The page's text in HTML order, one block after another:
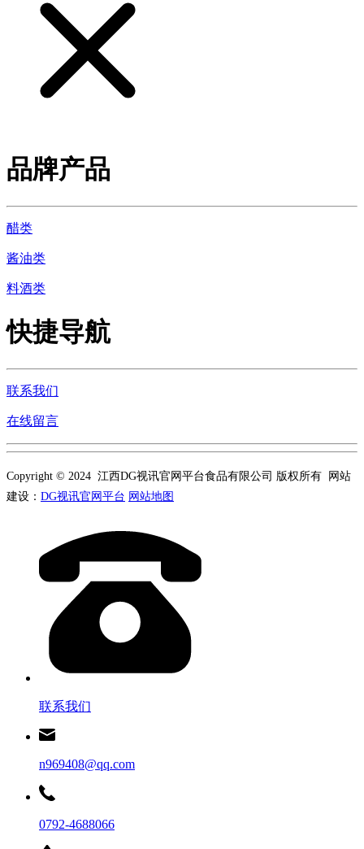
品牌产品
醋类
酱油类
料酒类
快捷导航
联系我们
在线留言
Copyright © 2024 江西DG视讯官网平台食品有限公司 版权所有 网站
建设： DG视讯官网平台 网站地图
联系我们
n969408@qq.com
0792-4688066